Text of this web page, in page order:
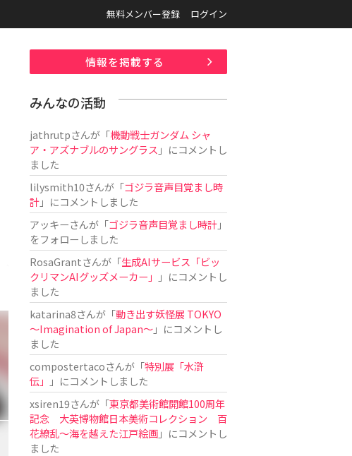
無料メンバー登録 ログイン
情報を掲載する
みんなの活動
jathrutpさんが「機動戦士ガンダム シャ
ア・アズナブルのサングラス 」にコメントし
ました
lilysmith10さんが「ゴジラ音声目覚まし時
計」にコメントしました
アッキーさんが「ゴジラ音声目覚まし時計」
をフォローしました
RosaGrantさんが「生成AIサービス「ビッ
クリマンAIグッズメーカー」
」にコメントし
ました
katarina8さんが「動き出す妖怪展 TOKYO
〜Imagination of Japan〜」にコメントし
ました
compostertacoさんが「特別展「水滸
伝」
」にコメントしました
xsiren19さんが「東京都美術館開館100周年
記念 大英博物館日本美術コレクション 百
花繚乱～海を越えた江戸絵画」にコメントし
ました